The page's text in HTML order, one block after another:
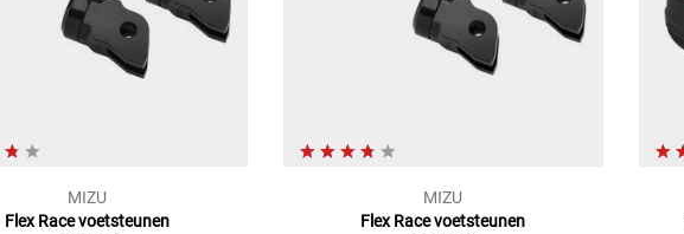
MIZU
Flex Race voetsteunen
MIZU
Flex Race voetsteunen